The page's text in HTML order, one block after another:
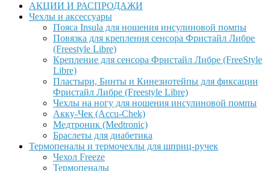
АКЦИИ И РАСПРОДАЖИ
Чехлы и аксессуары
Пояса Insula для ношения инсулиновой помпы
Повязка для крепления сенсора Фристайл Либре
(Freestyle Libre)
Крепление для сенсора Фристайл Либре (FreeStyle
Libre)
Пластыри, Бинты и Кинезиотейпы для фиксации
Фристайл Либре (Freestyle Libre)
Чехлы на ногу для ношения инсулиновой помпы
Акку-Чек (Accu-Chek)
Медтроник (Medtronic)
Браслеты для диабетика
Термопеналы и термочехлы для шприц-ручек
Чехол Freeze
Термопеналы